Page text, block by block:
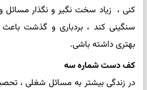
کنی ، زیاد سخت نگیر و نگذار
سنگینی کند ، بردباری و گذشت
بهتری داشته باشی.
کف دست شماره سه
در زندگی بیشتر به مسائل شغلی ،